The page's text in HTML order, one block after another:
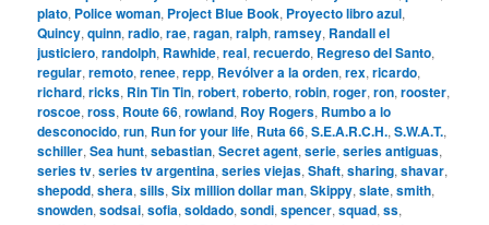
plato, Police woman, Project Blue Book, Proyecto libro azul,
Quincy,quinn,radio,rae,ragan,ralph,ramsey, Randall el
justiciero,randolph, Rawhide,real,recuerdo, Regreso del Santo,
regular,remoto,renee,repp, Revólver a la orden,rex,ricardo,
richard,ricks, Rin Tin Tin,robert,roberto,robin,roger,ron,rooster,
roscoe,ross, Route 66,rowland, Roy Rogers, Rumbo a lo
desconocido,run, Run for your life, Ruta 66,S.E.A.R.C.H.,S.W.A.T.,
schiller,Sea hunt,sebastian,Secret agent,serie,series antiguas,
series tv,series tv argentina,series viejas,Shaft,sharing,shavar,
shepodd,shera,sills,Six million dollar man,Skippy,slate,smith,
snowden,sodsai,sofia,soldado,sondi,spencer,squad,ss,